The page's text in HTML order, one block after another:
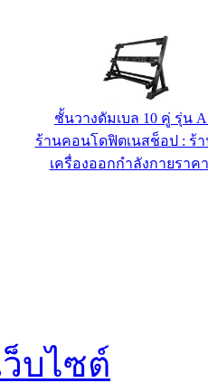
ชั้นวางดัมเบล 10 คู่ รุ่น
ร้านคอนโดฟิตเนสช็อป : ร้
เครื่องออกกำลังกายราค
บไซต์